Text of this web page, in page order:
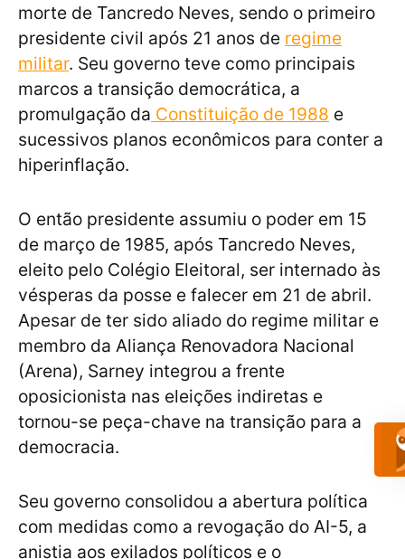
morte de Tancredo Neves, sendo o primeiro
presidente civil após 21 anos de regime
militar. Seu governo teve como principais
marcos a transição democrática, a
promulgação da Constituição de 1988 e
sucessivos planos econômicos para conter a
hiperinflação.
O então presidente assumiu o poder em 15
de março de 1985, após Tancredo Neves,
eleito pelo Colégio Eleitoral, ser internado às
vésperas da posse e falecer em 21 de abril.
Apesar de ter sido aliado do regime militar e
membro da Aliança Renovadora Nacional
(Arena), Sarney integrou a frente
oposicionista nas eleições indiretas e
tornou-se peça-chave na transição para a
democracia.
Seu governo consolidou a abertura política
com medidas como a revogação do AI-5, a
anistia aos exilados políticos e o